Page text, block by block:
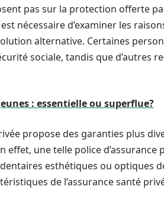
pas sur la protection offerte
nécessaire d’examiner les
alternative. Certaines
sociale, tandis que d’autres
: essentielle ou superflue?
propose des garanties plus
effet, une telle police d’assurance
esthétiques ou optiques
de l’assurance santé